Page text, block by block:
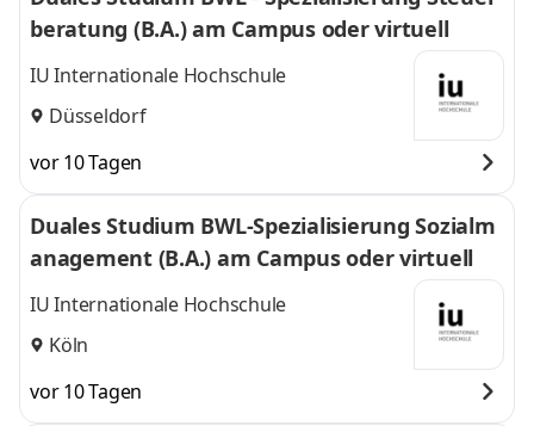
beratung (B.A.) am Campus oder virtuell
IU Internationale Hochschule
Düsseldorf
vor 10 Tagen
Duales Studium BWL-Spezialisierung Sozialm
anagement (B.A.) am Campus oder virtuell
IU Internationale Hochschule
Köln
vor 10 Tagen